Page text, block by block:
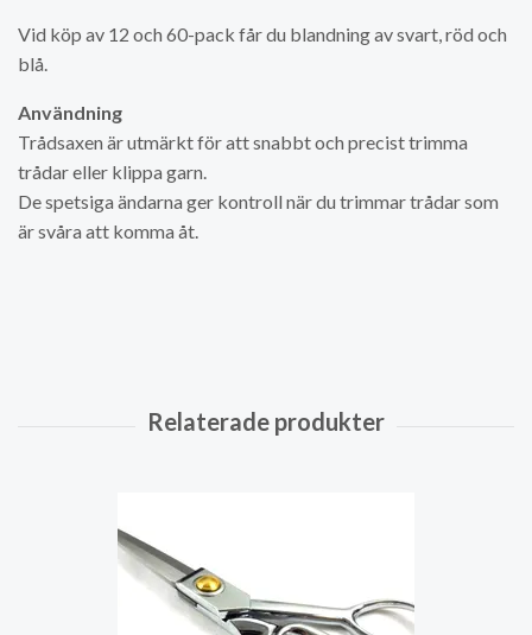
Vid köp av 12 och 60-pack får du blandning av svart, röd och
blå.
Användning
Trådsaxen är utmärkt för att snabbt och precist trimma
trådar eller klippa garn.
De spetsiga ändarna ger kontroll när du trimmar trådar som
är svåra att komma åt.